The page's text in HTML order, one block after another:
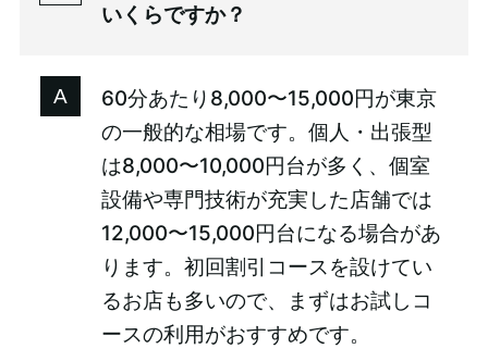
いくらですか？
60分あたり8,000〜15,000円が東京
の一般的な相場です。個人・出張型
は8,000〜10,000円台が多く、個室
設備や専門技術が充実した店舗では
12,000〜15,000円台になる場合があ
ります。初回割引コースを設けてい
るお店も多いので、まずはお試しコ
ースの利用がおすすめです。